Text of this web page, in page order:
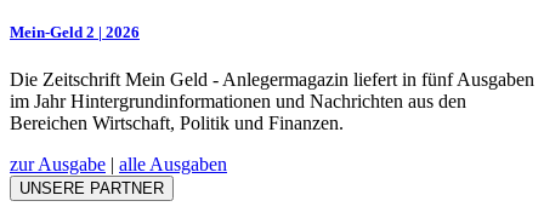
Mein-Geld 2 | 2026
Die Zeitschrift Mein Geld - Anlegermagazin liefert in fünf Ausgaben
im Jahr Hintergrundinformationen und Nachrichten aus den
Bereichen Wirtschaft, Politik und Finanzen.
zur Ausgabe | alle Ausgaben
UNSERE PARTNER